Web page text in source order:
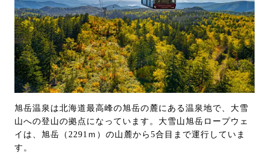
旭岳温泉は北海道最高峰の旭岳の麓にある温泉地で、大雪
山への登山の拠点になっています。大雪山旭岳ロープウェ
イは、旭岳（2291ｍ）の山麓から5合目まで運行していま
す。